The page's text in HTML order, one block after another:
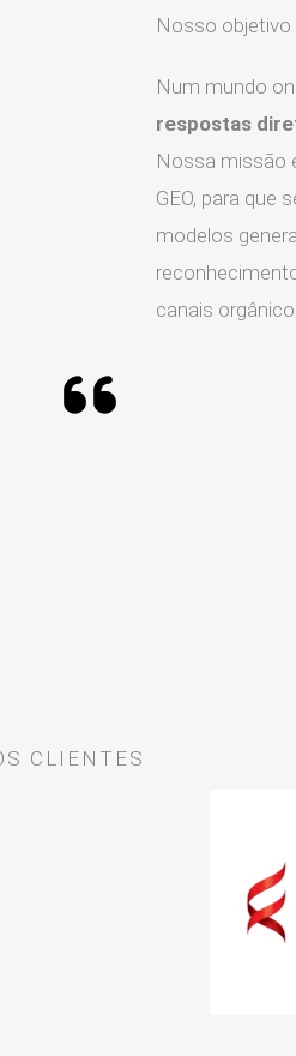
Nosso objetivo
Num mundo
respostas
Nossa missão
GEO, para que
modelos
canais
CLIENTES